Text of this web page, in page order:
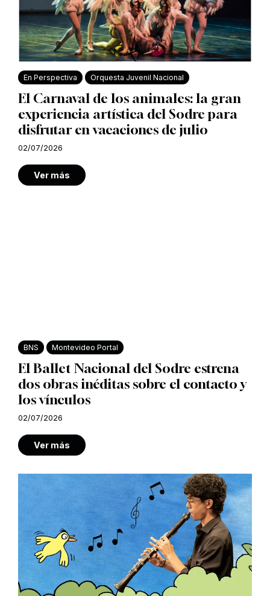
En Perspectiva Orquesta Juvenil Nacional
El Carnaval de los animales: la gran
experiencia artística del Sodre para
disfrutar en vacaciones de julio
02/07/2026
Ver más
BNS Montevideo Portal
El Ballet Nacional del Sodre estrena
dos obras inéditas sobre el contacto y
los vínculos
02/07/2026
Ver más